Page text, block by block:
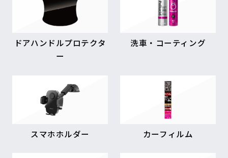
ドアハンドルプロテクタ
ー
洗車・コーティング
スマホホルダー カーフィルム